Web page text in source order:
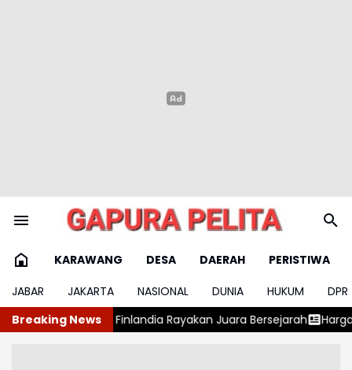
KARAWANG DESA DAERAH
PERISTIWA
JABAR
JAKARTA NASIONAL DUNIA HUKUM
DPR
Breaking News
Rayakan Juara Bersejarah Harga Emas Pegadaian Berbalik